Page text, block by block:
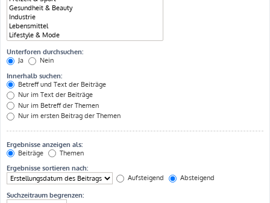
Unterforen durchsuchen:
Ja
Nein
Innerhalb suchen:
Betreff und Text der Beiträge
Nur im Text der Beiträge
Nur im Betreff der Themen
Nur im ersten Beitrag der Themen
Ergebnisse anzeigen als:
Beiträge
Themen
Ergebnisse sortieren nach:
Aufsteigend
Absteigend
Suchzeitraum begrenzen: